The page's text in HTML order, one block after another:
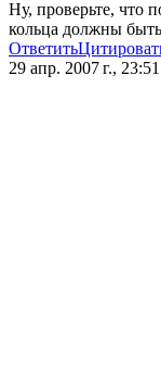
Ну, проверьте, что
кольца должны
Ответить
29 апр. 2007 г.,